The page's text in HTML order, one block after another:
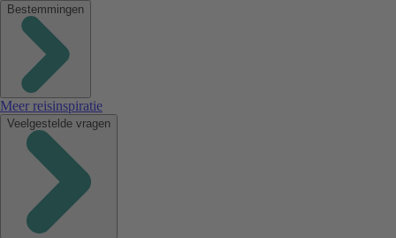
Bestemmingen
Meer reisinspiratie
Veelgestelde vragen